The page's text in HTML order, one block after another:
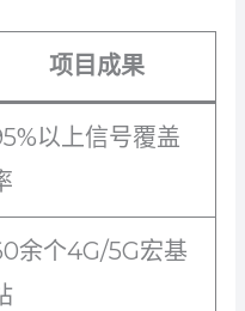
项目成果
以上信号覆盖
余个4G/5G宏基